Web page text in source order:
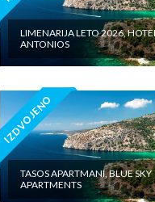
LIMENARIJA LETO 2026,
ANTONIOS
IZDVOJENO
TASOS APARTMANI, BLUE SKY
APARTMENTS